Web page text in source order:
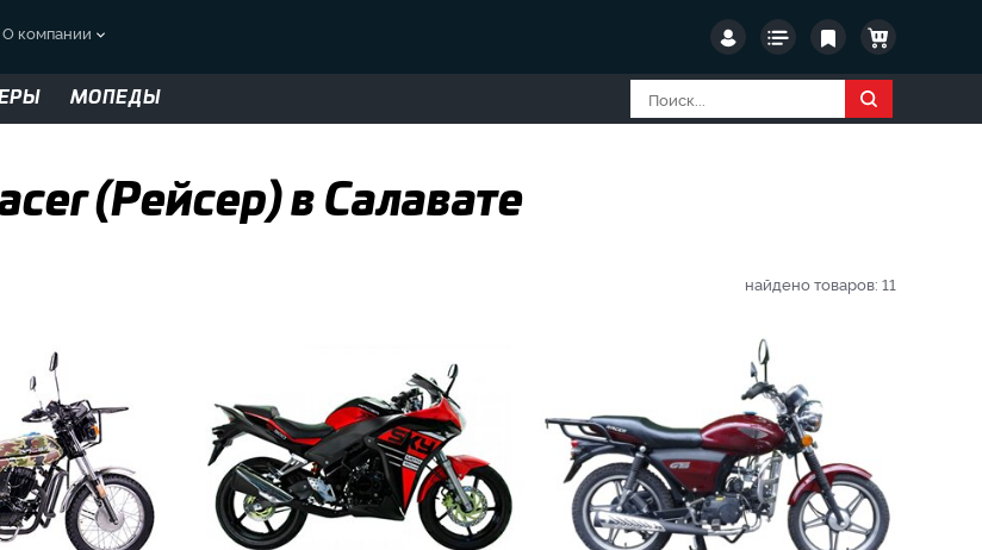
О компании
МОПЕДЫ
(Рейсер) в Салавате
найдено товаров: 11